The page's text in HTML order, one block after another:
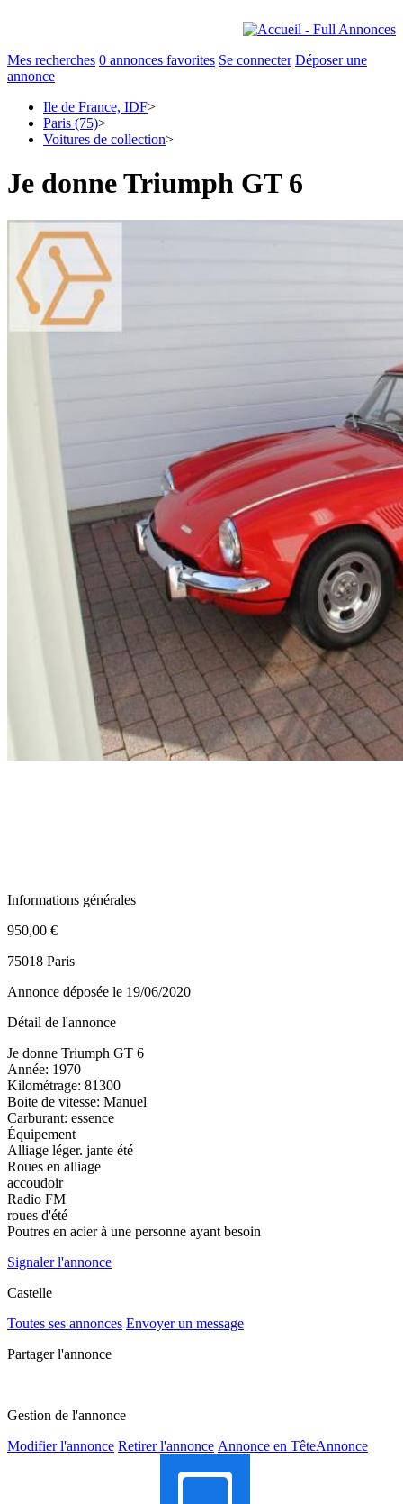
Mes recherches 0 annonces favorites Se connecter Déposer une
annonce
Ile de France, IDF>
Paris (75)>
Voitures de collection>
Je donne Triumph GT 6
Informations générales
950,00 €
75018 Paris
Annonce déposée le 19/06/2020
Détail de l'annonce
Je donne Triumph GT 6
Année: 1970
Kilométrage: 81300
Boite de vitesse: Manuel
Carburant: essence
Équipement
Alliage léger. jante été
Roues en alliage
accoudoir
Radio FM
roues d'été
Poutres en acier à une personne ayant besoin
Signaler l'annonce
Castelle
Toutes ses annonces Envoyer un message
Partager l'annonce
Gestion de l'annonce
Modifier l'annonce Retirer l'annonce Annonce en TêteAnnonce